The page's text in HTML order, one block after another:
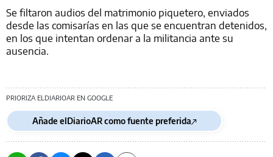
Se filtaron audios del matrimonio piquetero, enviados
desde las comisarías en las que se encuentran detenidos,
en los que intentan ordenar a la militancia ante su
ausencia.
PRIORIZA ELDIARIOAR EN GOOGLE
Añade elDiarioAR como fuente preferida